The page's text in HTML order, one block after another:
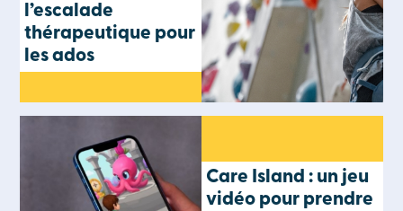
l’escalade
thérapeutique pour
les ados
Care Island : un jeu
vidéo pour prendre